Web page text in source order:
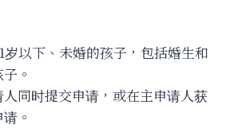
岁以下、未婚的孩子，包括婚生和
。
同时提交申请，或在主申请人获
。